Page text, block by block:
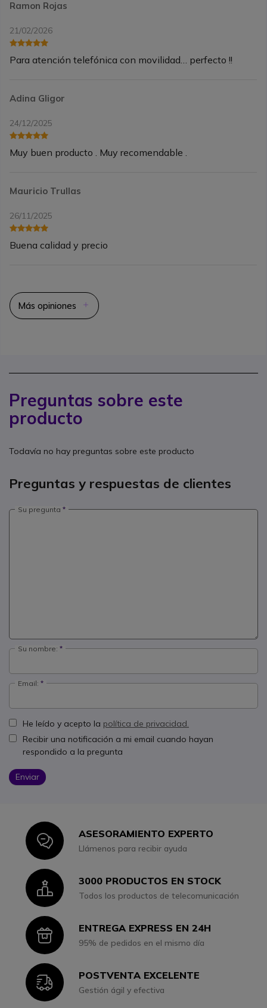
Ramon Rojas
21/02/2026
Para atención telefónica con movilidad… perfecto !!
Adina Gligor
24/12/2025
Muy buen producto . Muy recomendable .
Mauricio Trullas
26/11/2025
Buena calidad y precio
Más opiniones
Preguntas sobre este
producto
Todavía no hay preguntas sobre este producto
Preguntas y respuestas de clientes
Su pregunta
Su nombre:
Email:
He leído y acepto la política de privacidad.
Recibir una notificación a mi email cuando hayan
respondido a la pregunta
Enviar
IconASESORAMIENTO EXPERTO
Llámenos para recibir ayuda
Icon3000 PRODUCTOS EN STOCK
Todos los productos de telecomunicación
IconENTREGA EXPRESS EN 24H
95% de pedidos en el mismo día
IconPOSTVENTA EXCELENTE
Gestión ágil y efectiva